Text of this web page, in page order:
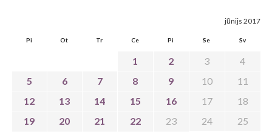
jūnijs 2017
Pi Ot Tr Ce Pi Se Sv
1 2 3
4
5
6 7 8 9 10
11
12
13 14 15 16 17
18
19
20 21 22 23 24
25